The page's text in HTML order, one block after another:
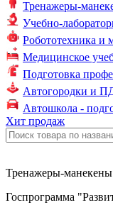
Тренажеры-
Учебно-
Робототехника и
Медицинское
Подготовка
Автогородки и
Автошкола -
Хит продаж
Тренажеры-
Госпрограмма